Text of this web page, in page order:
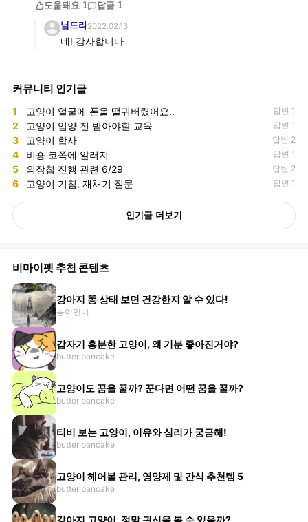
도움돼요 1 답글 1
님드라2022.02.13
네! 감사합니다
커뮤니티 인기글
1 고양이 얼굴에 폰을 떨궈버렸어요.. 답변 1
2 고양이 입양 전 받아야할 교육 답변 1
3 고양이 합사 답변 2
4 비숑 코쪽에 알러지 답변 1
5 외장칩 진행 관련 6/29 답변 2
6 고양이 기침, 재채기 질문 답변 1
인기글 더보기
비마이펫 추천 콘텐츠
강아지 똥 상태 보면 건강한지 알 수 있다!
몽이언니
갑자기 흥분한 고양이, 왜 기분 좋아진거야?
butter pancake
고양이도 꿈을 꿀까? 꾼다면 어떤 꿈을 꿀까?
butter pancake
티비 보는 고양이, 이유와 심리가 궁금해!
butter pancake
고양이 헤어볼 관리, 영양제 및 간식 추천템 5
butter pancake
강아지 고양이, 정말 귀신을 볼 수 있을까?